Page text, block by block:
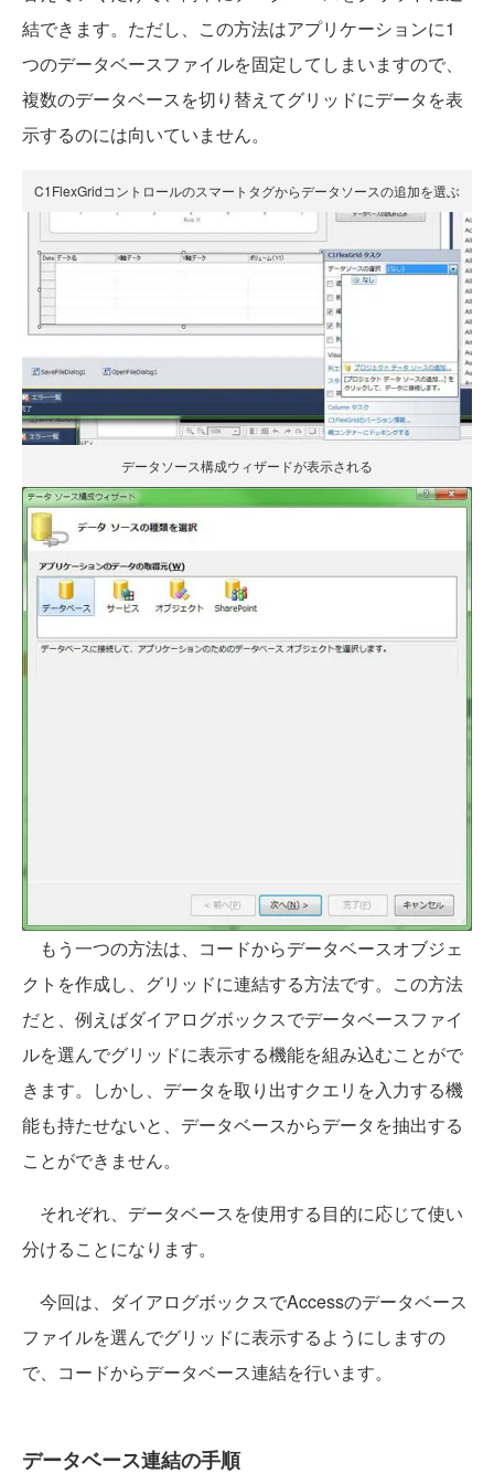
結できます。ただし、この方法はアプリケーションに1
つのデータベースファイルを固定してしまいますので、
複数のデータベースを切り替えてグリッドにデータを表
示するのには向いていません。
C1FlexGridコントロールのスマートタグからデータソースの追加を選ぶ
データソース構成ウィザードが表示される
もう一つの方法は、コードからデータベースオブジェ
クトを作成し、グリッドに連結する方法です。この方法
だと、例えばダイアログボックスでデータベースファイ
ルを選んでグリッドに表示する機能を組み込むことがで
きます。しかし、データを取り出すクエリを入力する機
能も持たせないと、データベースからデータを抽出する
ことができません。
それぞれ、データベースを使用する目的に応じて使い
分けることになります。
今回は、ダイアログボックスでAccessのデータベース
ファイルを選んでグリッドに表示するようにしますの
で、コードからデータベース連結を行います。
データベース連結の手順